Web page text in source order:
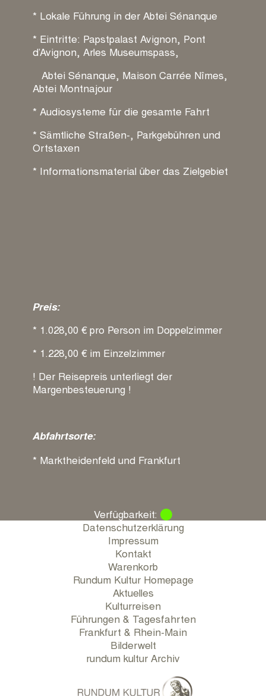
* Lokale Führung in der Abtei Sénanque
* Eintritte: Papstpalast Avignon, Pont
d’Avignon, Arles Museumspass,
Abtei Sénanque, Maison Carrée Nîmes,
Abtei Montnajour
* Audiosysteme für die gesamte Fahrt
* Sämtliche Straßen-, Parkgebühren und
Ortstaxen
* Informationsmaterial über das Zielgebiet
Preis:
* 1.028,00 € pro Person im Doppelzimmer
* 1.228,00 € im Einzelzimmer
! Der Reisepreis unterliegt der
Margenbesteuerung !
Abfahrtsorte:
* Marktheidenfeld und Frankfurt
Verfügbarkeit:
Datenschutzerklärung
Impressum
Kontakt
Warenkorb
Rundum Kultur Homepage
Aktuelles
Kulturreisen
Führungen & Tagesfahrten
Frankfurt & Rhein-Main
Bilderwelt
rundum kultur Archiv